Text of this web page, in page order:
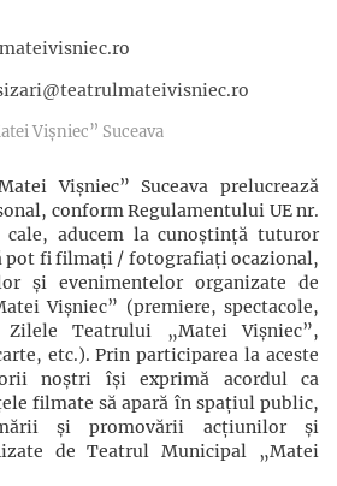
Vișniec” Suceava
Vișniec” Suceava prelucrează
conform Regulamentului UE nr.
cale, aducem la cunoștință tuturor
pot fi filmaţi / fotografiaţi ocazional,
şi evenimentelor organizate de
Vișniec” (premiere, spectacole,
Teatrului „Matei Vișniec”,
etc.). Prin participarea la aceste
noștri își exprimă acordul ca
filmate să apară în spațiul public,
și promovării acţiunilor şi
de Teatrul Municipal „Matei